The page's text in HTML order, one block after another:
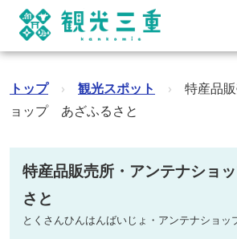
トップ › 観光スポット ›
特産品
ョップ あざふるさと
特産品販売所・アンテナショ
さと
とくさんひんはんばいじょ・アンテナショ